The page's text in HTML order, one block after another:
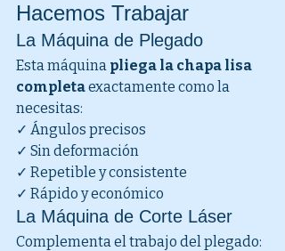
Hacemos Trabajar
La Máquina de Plegado
Esta máquina pliega la chapa lisa
completa exactamente como la
necesitas:
✓ Ángulos precisos
✓ Sin deformación
✓ Repetible y consistente
✓ Rápido y económico
La Máquina de Corte Láser
Complementa el trabajo del plegado: